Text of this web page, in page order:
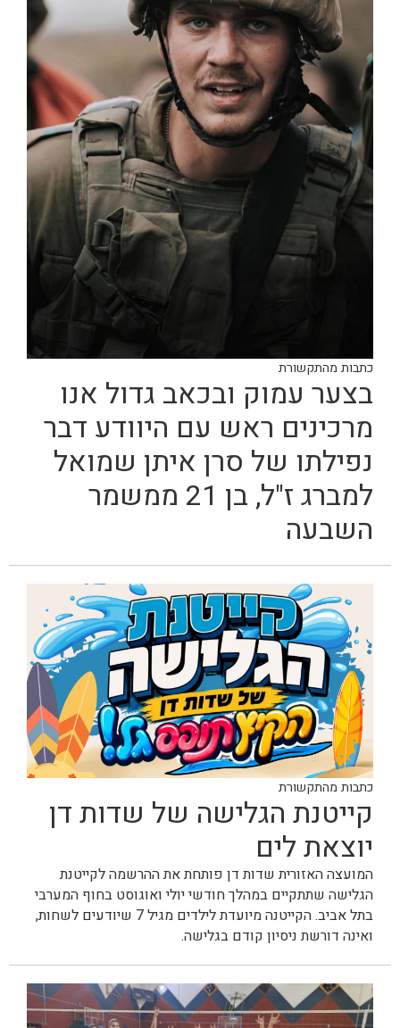
כתבות מהתקשורת
בצער עמוק ובכאב גדול אנו
מרכינים ראש עם היוודע דבר
נפילתו של סרן איתן שמואל
למברג ז"ל, בן 21 ממשמר
השבעה
כתבות מהתקשורת
קייטנת הגלישה של שדות דן
יוצאת לים
המועצה האזורית שדות דן פותחת את ההרשמה לקייטנת
הגלישה שתתקיים במהלך חודשי יולי ואוגוסט בחוף המערבי
בתל אביב. הקייטנה מיועדת לילדים מגיל 7 שיודעים לשחות,
ואינה דורשת ניסיון קודם בגלישה.